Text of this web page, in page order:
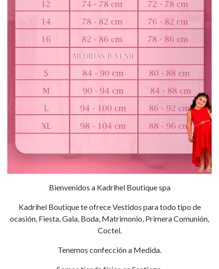
Bienvenidos a Kadrihel Boutique spa
Kadrihel Boutique te ofrece Vestidos para todo tipo de
ocasión, Fiesta, Gala, Boda, Matrimonio, Primera Comunión,
Coctel.
Tenemos confección a Medida.